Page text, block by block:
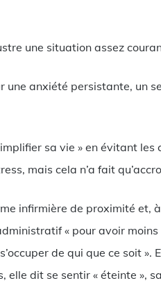
une situation assez
une anxiété persistante, un
sa vie » en évitant
mais cela n’a fait
infirmière de proximité et,
« pour avoir
de qui que ce soit
elle dit se sentir « éteinte »,